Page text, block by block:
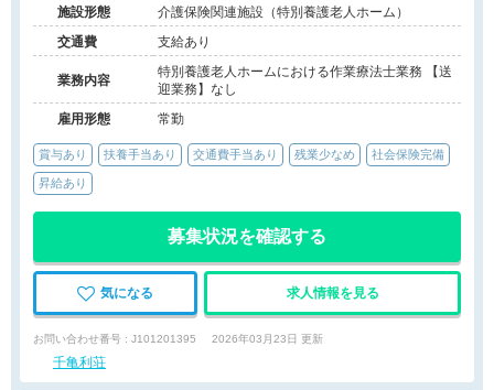
施設形態
介護保険関連施設（特別養護老人ホーム）
交通費
支給あり
業務内容
特別養護老人ホームにおける作業療法士業務 【送
迎業務】なし
雇用形態
常勤
賞与あり 扶養手当あり 交通費手当あり 残業少なめ 社会保険完備
昇給あり
募集状況を確認する
気になる 求人情報を見る
お問い合わせ番号 : J101201395 2026年03月23日 更新
千亀利荘